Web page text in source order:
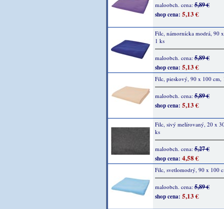
maloobch. cena:5,89 €
shop cena: 5,13 €
Filc, námornícka modrá, 90
1 ks
maloobch. cena:5,89 €
shop cena: 5,13 €
Filc, pieskový, 90 x 100 cm,
maloobch. cena:5,89 €
shop cena: 5,13 €
Filc, sivý melírovaný, 20 x
ks
maloobch. cena:5,27 €
shop cena: 4,58 €
Filc, svetlomodrý, 90 x 100
maloobch. cena:5,89 €
shop cena: 5,13 €